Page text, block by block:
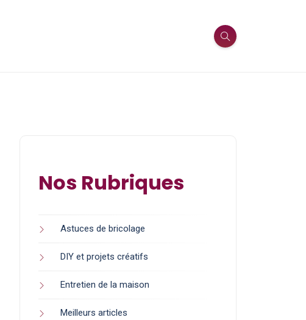
Nos Rubriques
Astuces de bricolage
DIY et projets créatifs
Entretien de la maison
Meilleurs articles